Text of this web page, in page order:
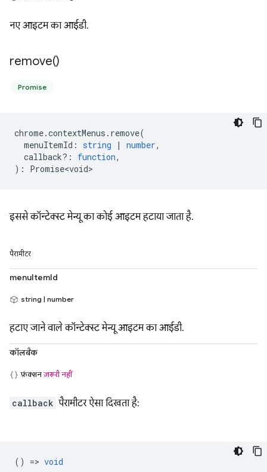
नए आइटम का आईडी.
remove()
Promise
chrome.contextMenus . remove(
menuItemId : string | number,
callback? : function,
) : Promise<void>
इससे कॉन्टेक्स्ट मेन्यू का कोई आइटम हटाया जाता है.
पैरामीटर
menuItemId
string | number
हटाए जाने वाले कॉन्टेक्स्ट मेन्यू आइटम का आईडी.
कॉलबैक
फ़ंक्शनज़रूरी नहीं
callback पैरामीटर ऐसा दिखता है:
() => void